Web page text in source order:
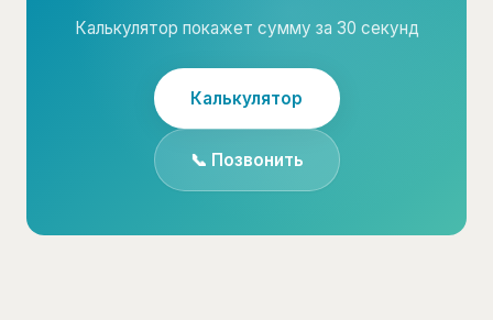
Калькулятор покажет сумму за 30 секунд
Калькулятор
📞 Позвонить